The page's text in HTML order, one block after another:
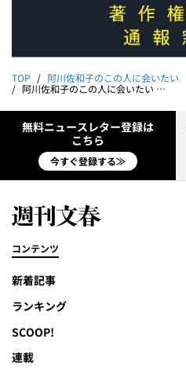
TOP 阿川佐和子のこの人に会いたい
阿川佐和子のこの人に会いたい ゲスト・研ナオコ
無料ニュースレター登録は
こちら
今すぐ登録する≫
コンテンツ
新着記事
ランキング
SCOOP!
連載